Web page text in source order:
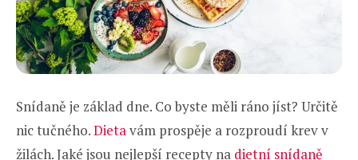
Snídaně je základ dne. Co byste měli ráno jíst? Určitě
nic tučného.Dietavám prospěje a rozproudí krev v
žilách. Jaké jsou nejlepší recepty na dietní snídaně